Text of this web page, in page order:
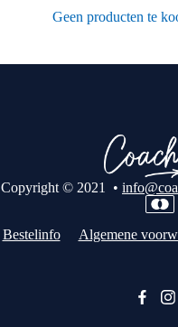
Geen producten te
Copyright © 2021 •
Bestelinfo Algemene